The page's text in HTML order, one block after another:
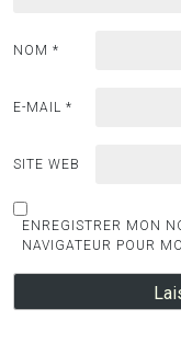
NOM *
E-MAIL *
SITE WEB
ENREGISTRER MON
NAVIGATEUR POUR